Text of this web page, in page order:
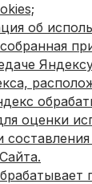
об
оценки